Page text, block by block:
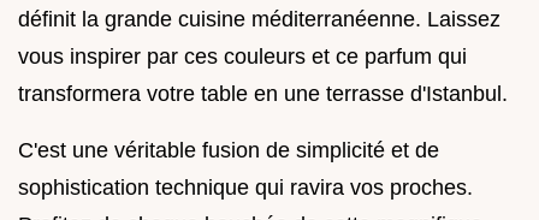
définit la grande cuisine méditerranéenne. Laissez
vous inspirer par ces couleurs et ce parfum qui
transformera votre table en une terrasse d'Istanbul.
C'est une véritable fusion de simplicité et de
sophistication technique qui ravira vos proches.